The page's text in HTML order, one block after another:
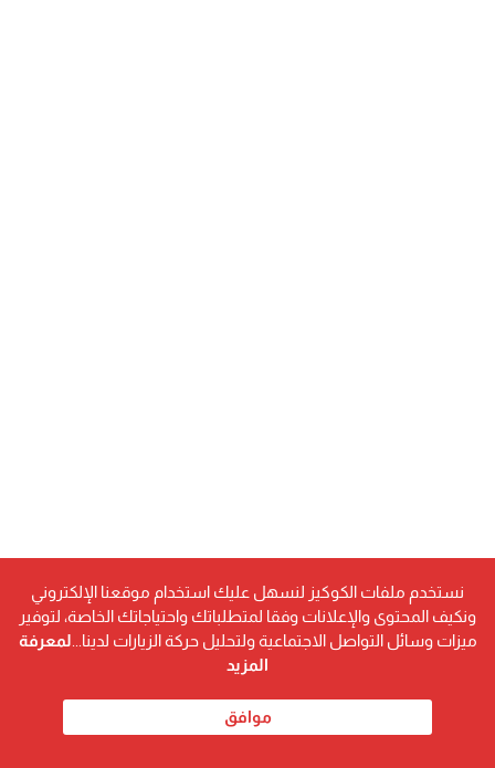
نستخدم ملفات الكوكيز لنسهل عليك استخدام موقعنا الإلكتروني
ونكيف المحتوى والإعلانات وفقا لمتطلباتك واحتياجاتك الخاصة، لتوفير
ميزات وسائل التواصل الاجتماعية ولتحليل حركة الزيارات لدينا... لمعرفة
المزيد
موافق